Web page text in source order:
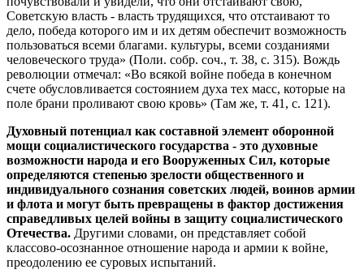
Советскую власть - власть трудящихся, что отстаивают то
дело, победа которого им и их детям обеспечит возможность
пользоваться всеми благами. культуры, всеми созданиями
человеческого труда» (Поли. собр. соч., т. 38, с. 315). Вождь
революции отмечал: «Во всякой войне победа в конечном
счете обусловливается состоянием духа тех масс, которые на
поле брани проливают свою кровь» (Там же, т. 41, с. 121).
Духовный потенциал как составной элемент оборонной
мощи социалистического государства - это духовные
возможности народа и его Вооруженных Сил, которые
определяются степенью зрелости общественного и
индивидуального сознания советских людей, воинов армии
и флота и могут быть превращены в фактор достижения
справедливых целей войны в защиту социалистического
Отечества. Другими словами, он представляет собой
классово-осознанное отношение народа и армии к войне,
преодолению ее суровых испытаний.